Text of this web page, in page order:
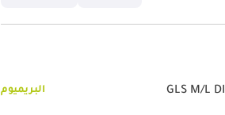
البريميوم